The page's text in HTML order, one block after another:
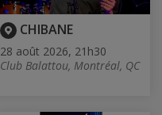
CHIBANE
28 août 2026, 21h30
Club Balattou, Montréal, QC